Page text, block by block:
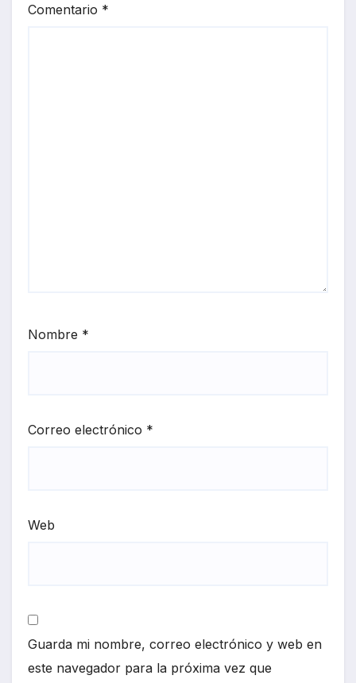
Comentario *
Nombre *
Correo electrónico *
Web
Guarda mi nombre, correo electrónico y web en
este navegador para la próxima vez que